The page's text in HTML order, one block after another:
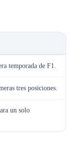
temporada de F1.
tres posiciones.
un solo